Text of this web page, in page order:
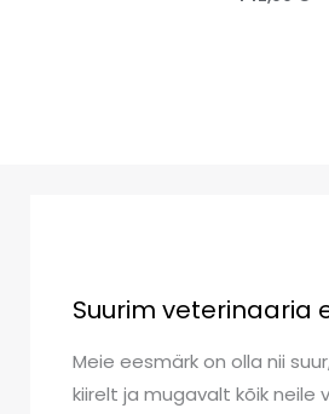
Suurim veterinaaria
Meie eesmärk on olla nii
kiirelt ja mugavalt kõik neile